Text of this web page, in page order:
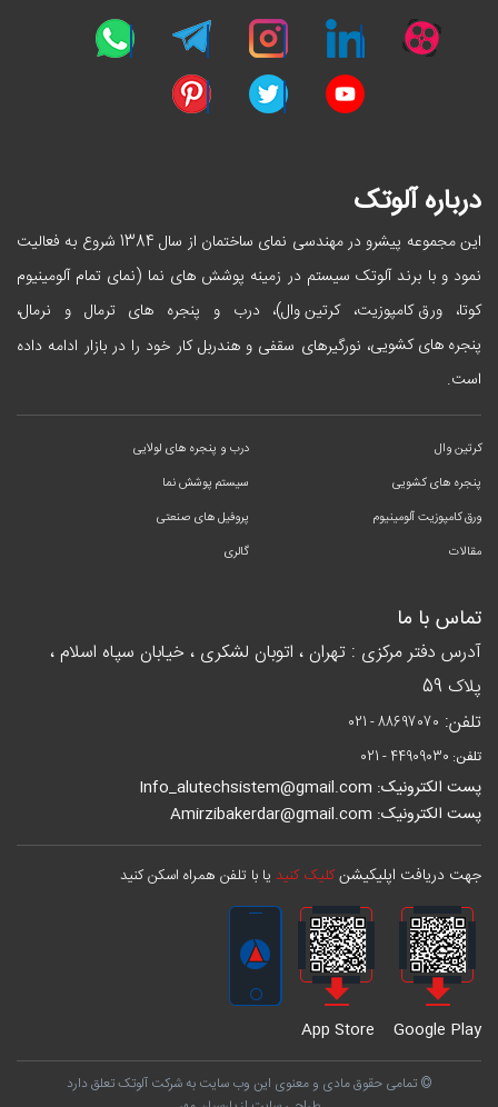
درباره آلوتک
این مجموعه پیشرو در مهندسی نمای ساختمان از سال 1384 شروع به فعالیت
نمود و با برند آلوتک سیستم در زمینه پوشش های نما (نمای تمام آلومینیوم
کوتا، ورق کامپوزیت،کرتین وال)، درب و پنجره های ترمال و نرمال،
پنجره های کشویی، نورگیرهای سقفی و هندربل کار خود را در بازار ادامه داده
است.
کرتین وال
درب و پنجره های لولایی
پنجره های کشویی
سیستم پوشش نما
ورق کامپوزیت آلومینیوم
پروفیل های صنعتی
مقالات
گالری
تماس با ما
آدرس دفتر مرکزی : تهران ، اتوبان لشکری ، خیابان سپاه اسلام ،
پلاک 59
تلفن: 021 - 88697070
تلفن: 021 - 44909030
پست الکترونیک: Info_alutechsistem@gmail.com
پست الکترونیک: Amirzibakerdar@gmail.com
جهت دریافت اپلیکیشنکلیک کنید یا با تلفن همراه اسکن کنید
Google Play
App Store
© تمامی حقوق مادی و معنوی این وب سایت به شرکت آلوتک تعلق دارد